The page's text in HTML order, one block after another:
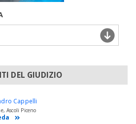
DEL GIUDIZIO
Cappelli
Ascoli Piceno